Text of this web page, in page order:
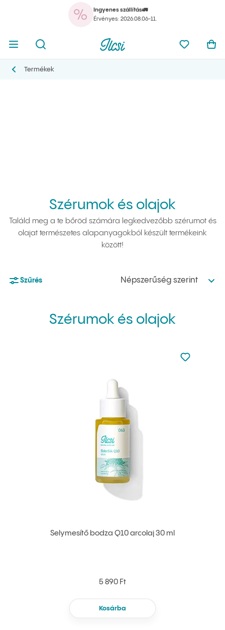
Ingyenes szállítás🚛
Érvényes: 2026.08.06-11.
Ilcsi kezdőlap
Menü megnyitása
Kereső megnyitása
Ilcsi kezdőlap
Menü megnyitása
Kereső megnyitása
A
Termékek
Szérumok és olajok
Szérumok és olajok
Találd meg a te bőröd számára legkedvezőbb szérumot és
olajat természetes alapanyagokból készült termékeink
között!
Szűrés Népszerűség szerint
Szérumok és olajok
Selymesítő bodza Q10 arcolaj 30 ml
5 890 Ft
Kosárba
Nincsen
Hozzáadás